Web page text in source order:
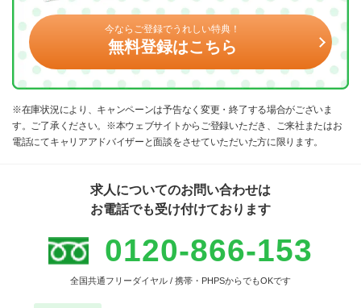
今ならご登録でうれしい特典！
無料登録はこちら
※在庫状況により、キャンペーンは予告なく変更・終了する場合がございま
す。ご了承ください。※本ウェブサイトからご登録いただき、ご来社またはお
電話にてキャリアアドバイザーと面談をさせていただいた方に限ります。
求人についてのお問い合わせは
お電話でも受け付けております
0120-866-153
全国共通フリーダイヤル / 携帯・PHPSからでもOKです